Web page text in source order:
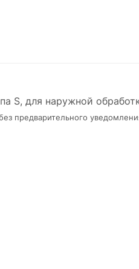
S, для наружной
предварительного